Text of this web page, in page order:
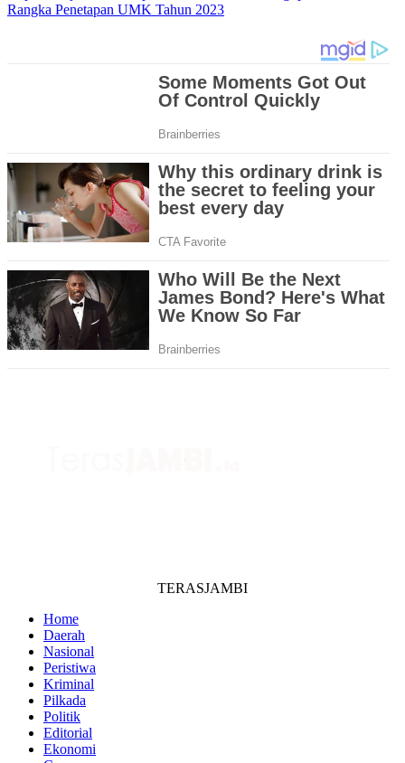
Rangka Penetapan UMK Tahun 2023
TERASJAMBI
Home
Daerah
Nasional
Peristiwa
Kriminal
Pilkada
Politik
Editorial
Ekonomi